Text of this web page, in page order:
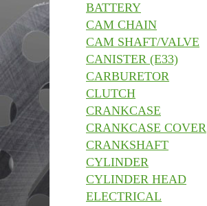
BATTERY
CAM CHAIN
CAM SHAFT/VALVE
CANISTER (E33)
CARBURETOR
CLUTCH
CRANKCASE
CRANKCASE COVER
CRANKSHAFT
CYLINDER
CYLINDER HEAD
ELECTRICAL